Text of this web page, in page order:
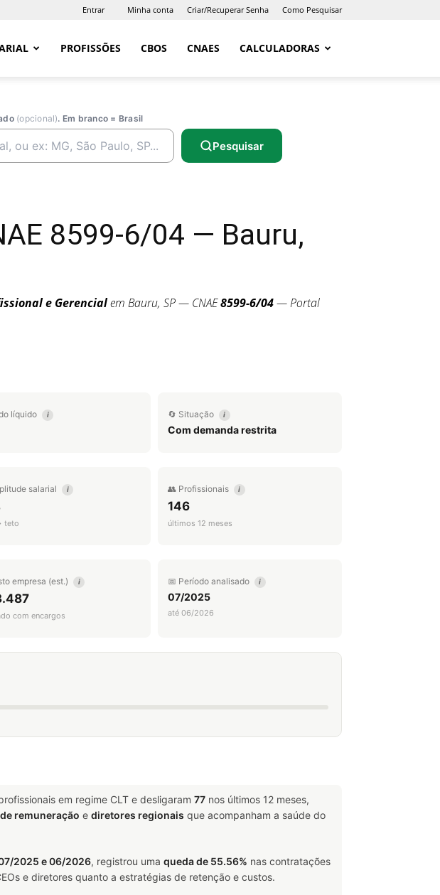
Entrar Minha conta Criar/Recuperar Senha Como Pesquisar
PROFISSÕES CBOS CNAES CALCULADORAS
(opcional). Em branco = Brasil
Pesquisar
8599-6/04 — Bauru,
e Gerencialem Bauru, SP — CNAE8599-6/04— Portal
líquido i 🔄 Situação i
Com demanda restrita
salarial i
teto
👥 Profissionais i
146
últimos 12 meses
empresa (est.) i
com encargos
📅 Período analisado i
07/2025
até 06/2026
em regime CLT e desligaram 77 nos últimos 12 meses,
remuneração e diretores regionais que acompanham a saúde do
2025 e 06/2026, registrou uma queda de 55.56% nas contratações
e diretores quanto a estratégias de retenção e custos.